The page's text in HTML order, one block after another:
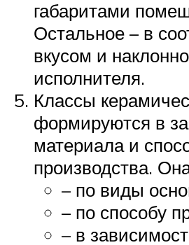
габаритами
Остальное – в
вкусом и
исполнителя.
Классы
формируются в
материала и
производства.
– по виды
– по способу
– в